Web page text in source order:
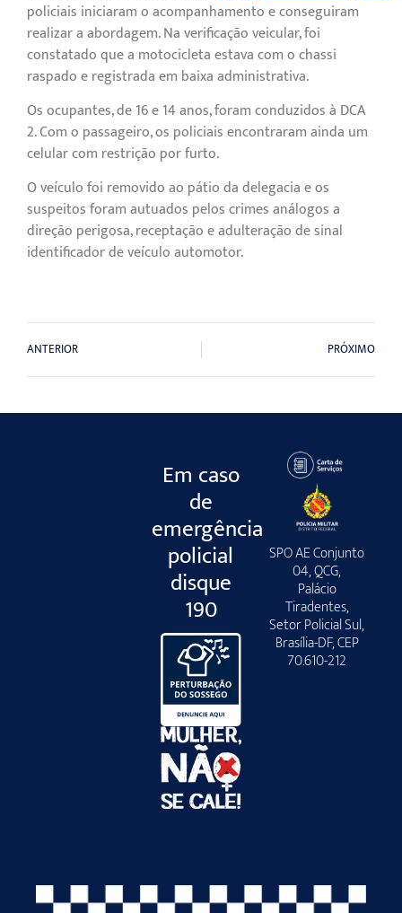
policiais iniciaram o acompanhamento e conseguiram
realizar a abordagem. Na verificação veicular, foi
constatado que a motocicleta estava com o chassi
raspado e registrada em baixa administrativa.
Os ocupantes, de 16 e 14 anos, foram conduzidos à DCA
2. Com o passageiro, os policiais encontraram ainda um
celular com restrição por furto.
O veículo foi removido ao pátio da delegacia e os
suspeitos foram autuados pelos crimes análogos a
direção perigosa, receptação e adulteração de sinal
identificador de veículo automotor.
ANTERIOR PRÓXIMO
Em caso
de
emergência
policial
disque
190
SPO AE Conjunto
04, QCG,
Palácio
Tiradentes,
Setor Policial Sul,
Brasília-DF, CEP
70.610-212